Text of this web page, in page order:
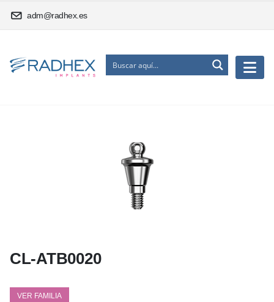
adm@radhex.es
CL-ATB0020
VER FAMILIA